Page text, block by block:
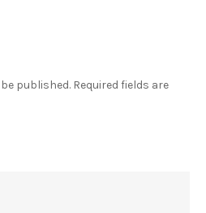
published. Required fields are